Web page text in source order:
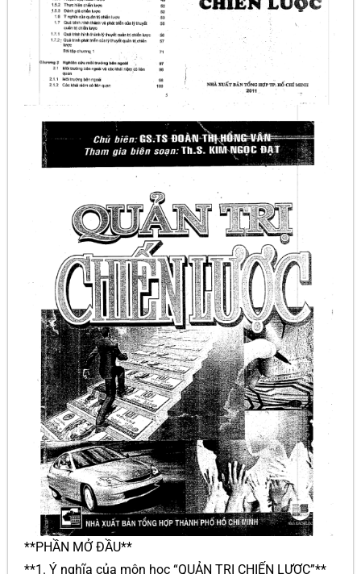
**PHẦN MỞ ĐẦU**
**1. Ý nghĩa của môn học “QUẢN TRỊ CHIẾN LƯỢC”**